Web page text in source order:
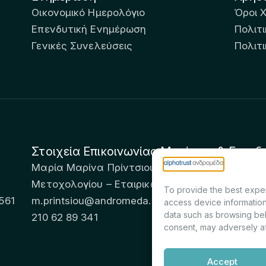
To provide the best
access device
data such as browsing
consent, may adversely
Accept
Οικονομικό Ημερολόγιο
Επενδυτική Ενημέρωση
Γενικές Συνελεύσεις
Όροι
Στοιχεία Επικοινωνίας Μετόχων &
Μαρία Μαρίνα Πρίντσιου – Corporate
Μετοχολογίου – Εταιρικών Ανακοινώσεων
m.printsiou@andromeda.eu
210 62 89 341